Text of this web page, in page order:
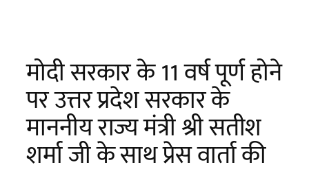
मोदी सरकार के 11 वर्ष पूर्ण होने
पर उत्तर प्रदेश सरकार के
माननीय राज्य मंत्री श्री सतीश
शर्मा जी के साथ प्रेस वार्ता की